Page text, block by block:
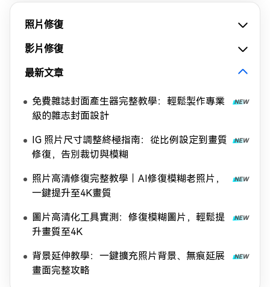
照片修復
影片修復
最新文章
免費雜誌封面產生器完整教學：輕鬆製作專業
級的雜志封面設計
IG 照片尺寸調整終極指南：從比例設定到畫質
修復，告別裁切與模糊
照片高清修復完整教學｜AI修復模糊老照片，
一鍵提升至4K畫質
圖片高清化工具實測：修復模糊圖片，輕鬆提
升畫質至4K
背景延伸教學：一鍵擴充照片背景、無痕延展
畫面完整攻略